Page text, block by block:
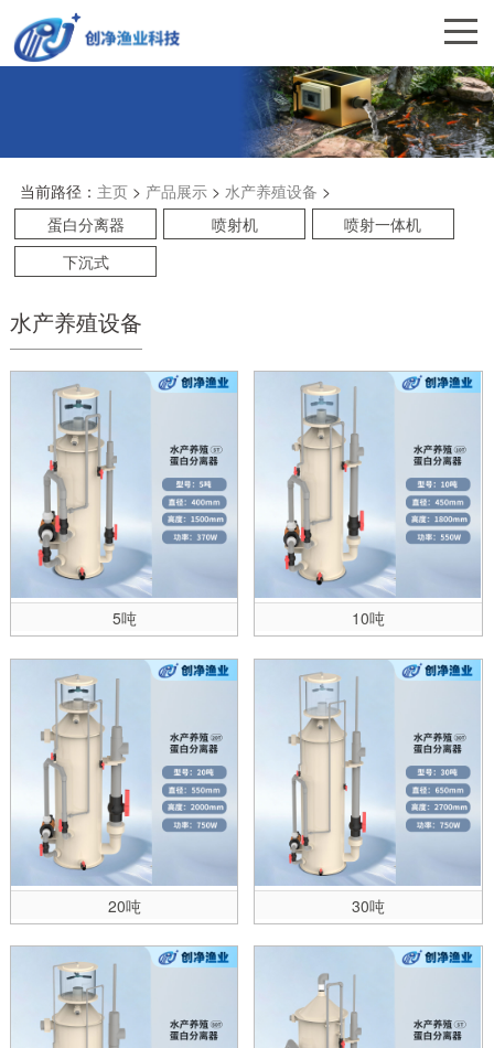
当前路径： 主页> 产品展示> 水产养殖设备 >
蛋白分离器
喷射机
喷射一体机
下沉式
水产养殖设备
5吨 10吨
20吨 30吨